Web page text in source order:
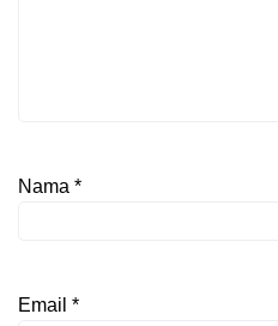
Nama *
Email *